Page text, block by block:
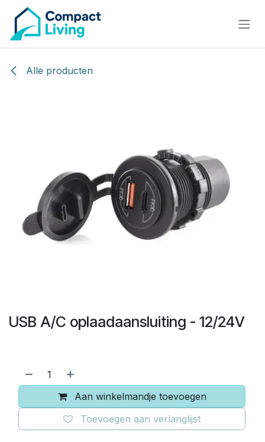
Alle producten
USB A/C oplaadaansluiting - 12/24V
Aan winkelmandje toevoegen
Toevoegen aan verlanglijst